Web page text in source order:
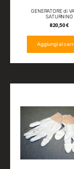
GENERATORE di
SATURNINO
820,50€
Aggiungi al